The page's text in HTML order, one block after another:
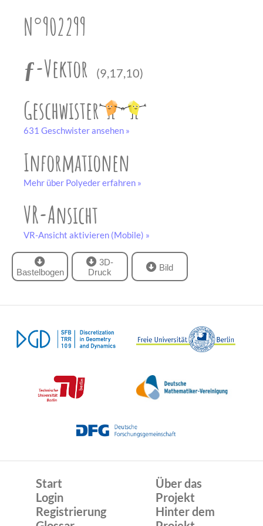
N°902299
ƒ-Vektor
(9,17,10)
Geschwister
631 Geschwister ansehen »
Informationen
Mehr über Polyeder erfahren »
VR-Ansicht
VR-Ansicht aktivieren (Mobile) »
Bastelbogen
3D-
Druck
Bild
Start
Login
Registrierung
Über das
Projekt
Hinter dem